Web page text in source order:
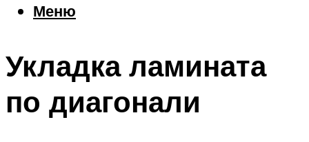
Меню
Укладка ламината
по диагонали